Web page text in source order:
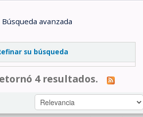
Búsqueda avanzada
su búsqueda
4 resultados.